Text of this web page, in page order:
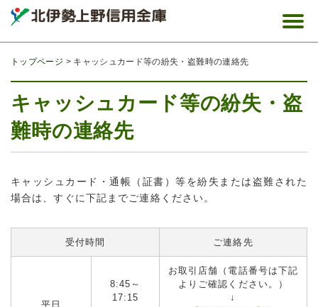
トップページ キャッシュカード等の紛失・盗難時の連絡先
キャッシュカード等の紛失・盗
難時の連絡先
キャッシュカード・通帳（証書）等を紛失または盗難された
場合は、すぐに下記までご連絡ください。
受付時間 ご連絡先
平日
8:45～
17:15
お取引店舗（電話番号は下記
よりご確認ください。）
↓